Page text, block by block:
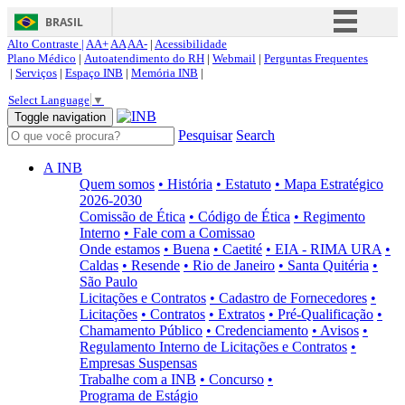
BRASIL
Simplifique!
Acesso à informação
Canais
Alto Contraste | AA+AAAA- | Acessibilidade
Plano Médico | Autoatendimento do RH | Webmail | Perguntas Frequentes
| Serviços | Espaço INB | Memória INB |
Select Language ▼
Toggle navigation
Pesquisar Search
A INB
Quem somos • História • Estatuto • Mapa Estratégico
2026-2030
Comissão de Ética • Código de Ética • Regimento
Interno • Fale com a Comissao
Onde estamos • Buena • Caetité • EIA - RIMA URA •
Caldas • Resende • Rio de Janeiro • Santa Quitéria •
São Paulo
Licitações e Contratos • Cadastro de Fornecedores •
Licitações • Contratos • Extratos • Pré-Qualificação •
Chamamento Público • Credenciamento • Avisos •
Regulamento Interno de Licitações e Contratos •
Empresas Suspensas
Trabalhe com a INB • Concurso •
Programa de Estágio